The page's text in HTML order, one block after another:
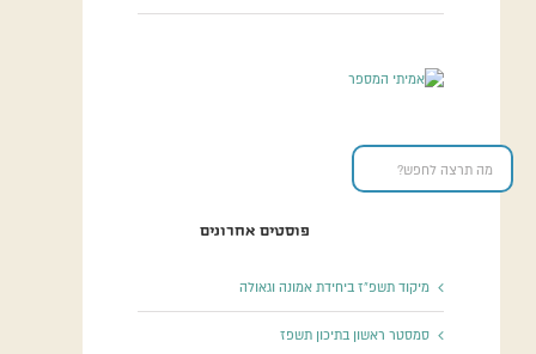
פוסטים אחרונים
מיקוד תשפ”ז ביחידת אמונה וגאולה
סמסטר ראשון בתיכון תשפז